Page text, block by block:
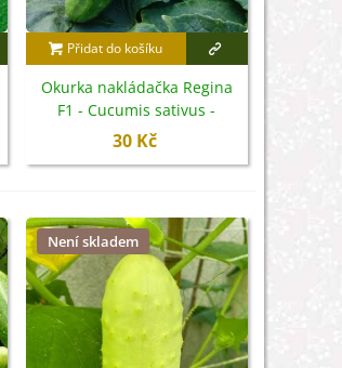
Přidat do košíku
Okurka nakládačka Regina
F1 - Cucumis sativus -
semena - 20 ks
30 Kč
Není skladem